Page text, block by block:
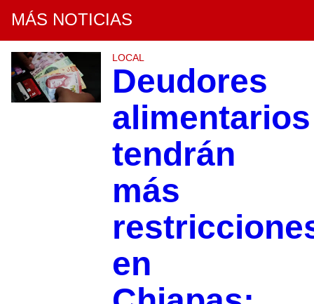
MÁS NOTICIAS
LOCAL
Deudores
alimentarios
tendrán
más
en